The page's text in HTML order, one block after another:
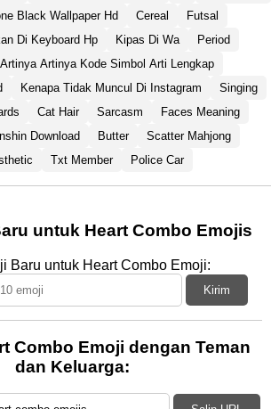
Black Wallpaper Hd Cereal
Futsal
Di Keyboard Hp
Kipas Di Wa
Period
Artinya Artinya Kode Simbol Arti Lengkap
Kenapa Tidak Muncul Di Instagram
Singing
Cat Hair Sarcasm
Faces Meaning
Download Butter
Scatter Mahjong
Txt Member Police Car
untuk Heart Combo Emojis
Baru untuk Heart Combo Emoji:
Kirim
Combo Emoji dengan Teman
dan Keluarga: